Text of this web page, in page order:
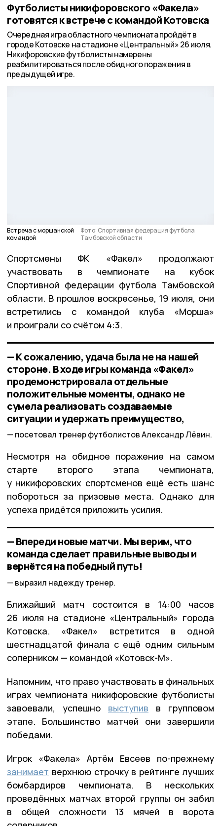
Футболисты никифоровского «Факела»
готовятся к встрече с командой Котовска
Очередная игра областного чемпионата пройдёт в
городе Котовске на стадионе «Центральный» 26 июля.
Никифоровские футболисты намерены
реабилитироваться после обидного поражения в
предыдущей игре.
Встреча с моршанской
командой
Фото: Спортивная федерация футбола
Тамбовской области
Спортсмены ФК «Факел» продолжают
участвовать в чемпионате на кубок
Спортивной федерации футбола Тамбовской
области. В прошлое воскресенье, 19 июля, они
встретились с командой клуба «Морша»
и проиграли со счётом 4:3.
— К сожалению, удача была не на нашей
стороне. В ходе игры команда «Факел»
продемонстрировала отдельные
положительные моменты, однако не
сумела реализовать создаваемые
ситуации и удержать преимущество,
посетовал тренер футболистов Александр Лёвин.
Несмотря на обидное поражение на самом
старте второго этапа чемпионата,
у никифоровских спортсменов ещё есть шанс
побороться за призовые места. Однако для
успеха придётся приложить усилия.
— Впереди новые матчи. Мы верим, что
команда сделает правильные выводы и
вернётся на победный путь!
выразил надежду тренер.
Ближайший матч состоится в 14:00 часов
26 июля на стадионе «Центральный» города
Котовска. «Факел» встретится в одной
шестнадцатой финала с ещё одним сильным
соперником — командой «Котовск-М».
Напомним, что право участвовать в финальных
играх чемпионата никифоровские футболисты
завоевали, успешно выступив в групповом
этапе. Большинство матчей они завершили
победами.
Игрок «Факела» Артём Евсеев по-прежнему
занимает верхнюю строчку в рейтинге лучших
бомбардиров чемпионата. В нескольких
проведённых матчах второй группы он забил
в общей сложности 13 мячей в ворота